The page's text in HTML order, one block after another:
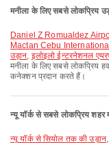
मनीला के लिए सबसे लोकप्रिय
Daniel Z Romualdez Airport
Mactan Cebu International
उड़ान, इलोइलो ईन्टरनेशनल
मनीला के लिए सबसे लोकप्रिय
कनेक्शन प्रदान करते हैं।
न्यू यॉर्क से सबसे लोकप्रिय शहर
न्यू यॉर्क से सियोल तक की उड़ान